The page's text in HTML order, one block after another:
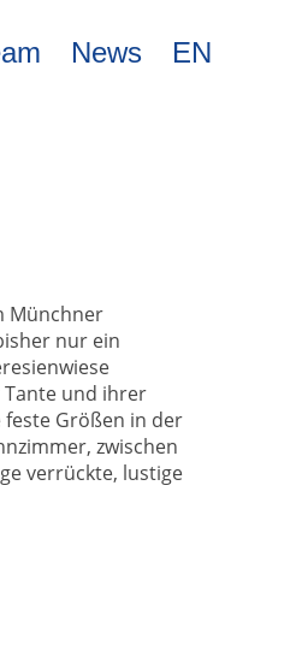
News EN
Münchner
nur ein
und ihrer
Größen in der
zwischen
verrückte, lustige